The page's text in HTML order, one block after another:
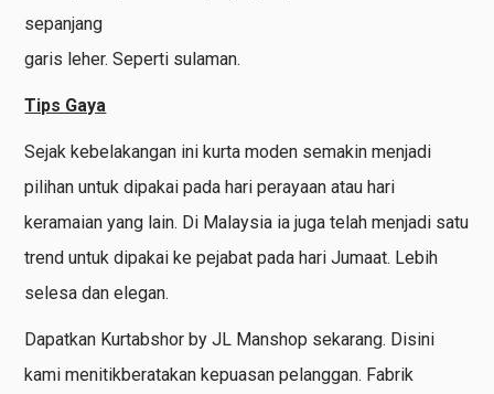
sepanjang
garis leher. Seperti sulaman.
Tips Gaya
Sejak kebelakangan ini kurta moden semakin menjadi
pilihan untuk dipakai pada hari perayaan atau hari
keramaian yang lain. Di Malaysia ia juga telah menjadi satu
trend untuk dipakai ke pejabat pada hari Jumaat. Lebih
selesa dan elegan.
Dapatkan Kurtabshor by JL Manshop sekarang. Disini
kami menitikberatakan kepuasan pelanggan. Fabrik